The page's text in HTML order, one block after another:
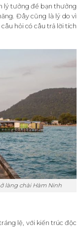
lý tưởng để bạn thưởng
Đây cũng là lý do vì
hỏi có câu trả lời tích
làng chài Hàm Ninh
lệ, với kiến trúc độc